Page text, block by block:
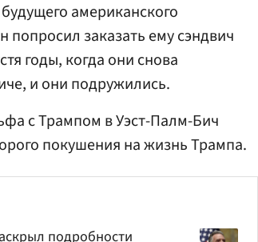
американского
попросил заказать ему сэндвич
годы, когда они снова
и они подружились.
с Трампом в Уэст-Палм-Бич
покушения на жизнь Трампа.
подробности